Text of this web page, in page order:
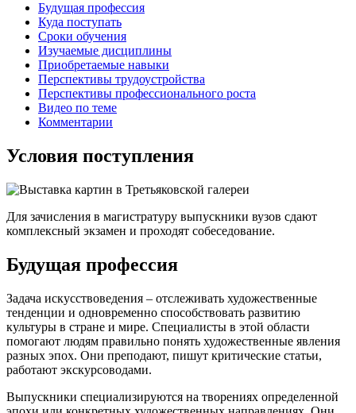
Будущая профессия
Куда поступать
Сроки обучения
Изучаемые дисциплины
Приобретаемые навыки
Перспективы трудоустройства
Перспективы профессионального роста
Видео по теме
Комментарии
Условия поступления
Для зачисления в магистратуру выпускники вузов сдают
комплексный экзамен и проходят собеседование.
Будущая профессия
Задача искусствоведения – отслеживать художественные
тенденции и одновременно способствовать развитию
культуры в стране и мире. Специалисты в этой области
помогают людям правильно понять художественные явления
разных эпох. Они преподают, пишут критические статьи,
работают экскурсоводами.
Выпускники специализируются на творениях определенной